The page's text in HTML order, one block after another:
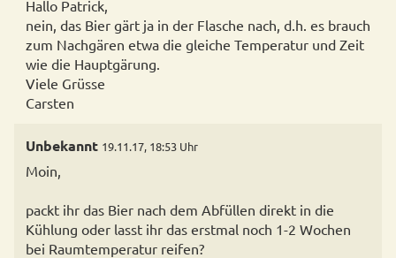
Hallo Patrick,
nein, das Bier gärt ja in der Flasche nach, d.h. es brauch
zum Nachgären etwa die gleiche Temperatur und Zeit
wie die Hauptgärung.
Viele Grüsse
Carsten
Unbekannt 19.11.17, 18:53 Uhr
Moin,
packt ihr das Bier nach dem Abfüllen direkt in die
Kühlung oder lasst ihr das erstmal noch 1-2 Wochen
bei Raumtemperatur reifen?